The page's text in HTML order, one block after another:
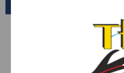
ΑΝΤΑΛΛΑΚΤΙΚΟΙ